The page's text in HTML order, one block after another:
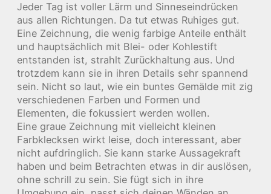
Jeder Tag ist voller Lärm und Sinneseindrücken
aus allen Richtungen. Da tut etwas Ruhiges gut.
Eine Zeichnung, die wenig farbige Anteile enthält
und hauptsächlich mit Blei- oder Kohlestift
entstanden ist, strahlt Zurückhaltung aus. Und
trotzdem kann sie in ihren Details sehr spannend
sein. Nicht so laut, wie ein buntes Gemälde mit zig
verschiedenen Farben und Formen und
Elementen, die fokussiert werden wollen.
Eine graue Zeichnung mit vielleicht kleinen
Farbklecksen wirkt leise, doch interessant, aber
nicht aufdringlich. Sie kann starke Aussagekraft
haben und beim Betrachten etwas in dir auslösen,
ohne schrill zu sein. Sie fügt sich in ihre